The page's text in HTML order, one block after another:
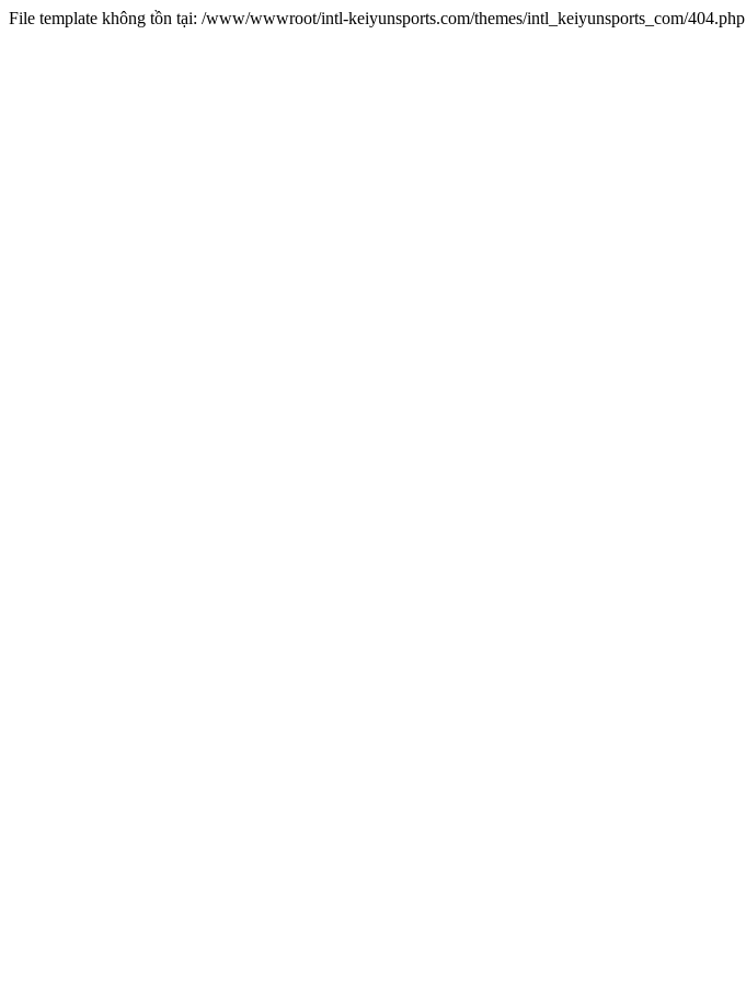
File template không tồn tại: /www/wwwroot/intl-keiyunsports.com/themes/intl_keiyunsports_com/404.php